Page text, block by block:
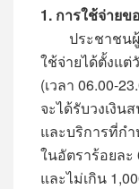
1. การใช้จ่าย
ประชาชนผู้ไ
ใช้จ่ายได้ตั้งแ
(เวลา 06.00-
จะได้รับวงเงิ
และบริการที่ก
ในอัตราร้อยล
และไม่เกิน